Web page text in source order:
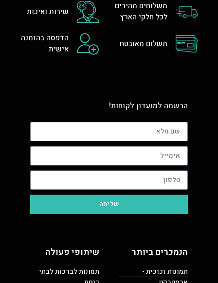
משלוחים מהירים
לכל חלקי הארץ
שירות ואיכות
תשלום מאובטח
הדפסה בהזמנה
אישית
הרשמה למועדון לקוחות!
שליחה
הנמכרים ביותר
תמונות זכוכית -
שיתופי פעולה
תמונות לברכות לבתי